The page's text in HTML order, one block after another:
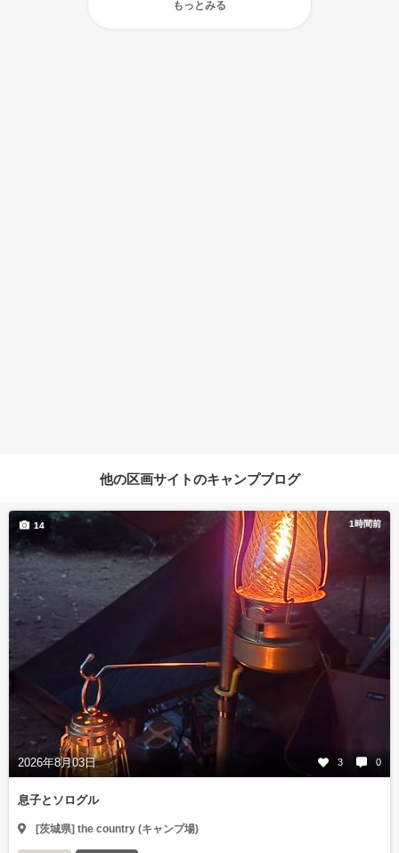
もっとみる
他の区画サイトのキャンプブログ
1時間前
2026年8月03日 3 0
14
息子とソログル
[茨城県] the country (キャンプ場)